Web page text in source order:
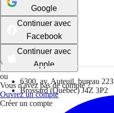
6300, av. Auteuil, bureau 223
Brossard (Québec) J4Z 3P2
Google
Continuer avec
Facebook
Continuer avec
Apple
ou
Vous n'avez pas de compte ?
Ouvrez un compte
Créer un compte